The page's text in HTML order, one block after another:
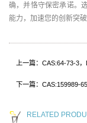
确，并恪守保密承诺。
能力，加速您的创新突
上一篇：CAS:64-73-3
下一篇：CAS:159989-
RELATED